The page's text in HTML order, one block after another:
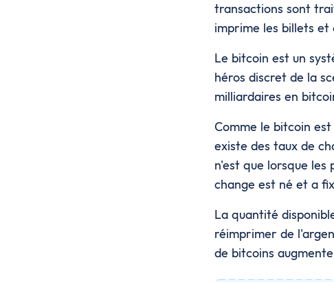
transactions sont
imprime les billets et
Le bitcoin est un
héros discret de la
milliardaires en
Comme le bitcoin
existe des taux de
n'est que lorsque
change est né et a
La quantité
réimprimer de
de bitcoins